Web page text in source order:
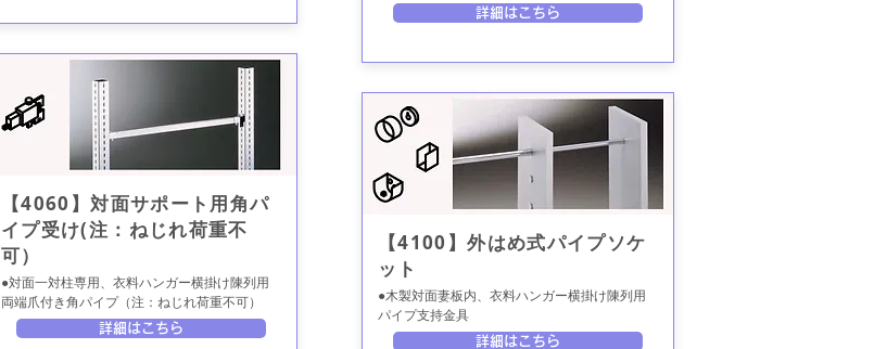
【4060】対面サポート用角パ
イプ受け(注：ねじれ荷重不
可）
●対面一対柱専用、衣料ハンガー横掛け陳列用
両端爪付き角パイプ（注：ねじれ荷重不可）
詳細はこちら
詳細はこちら
【4100】外はめ式パイプソケ
ット
●木製対面妻板内、衣料ハンガー横掛け陳列用
パイプ支持金具
詳細はこちら